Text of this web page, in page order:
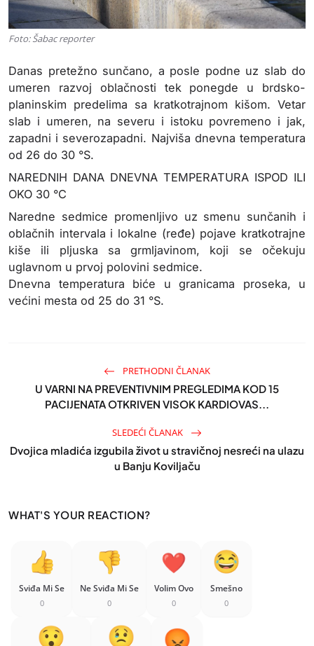
Foto: Šabac reporter
Danas pretežno sunčano, a posle podne uz slab do
umeren razvoj oblačnosti tek ponegde u brdsko-
planinskim predelima sa kratkotrajnom kišom. Vetar
slab i umeren, na severu i istoku povremeno i jak,
zapadni i severozapadni. Najviša dnevna temperatura
od 26 do 30 °S.
NAREDNIH DANA DNEVNA TEMPERATURA ISPOD ILI
OKO 30 °C
Naredne sedmice promenljivo uz smenu sunčanih i
oblačnih intervala i lokalne (ređe) pojave kratkotrajne
kiše ili pljuska sa grmljavinom, koji se očekuju
uglavnom u prvoj polovini sedmice.
Dnevna temperatura biće u granicama proseka, u
većini mesta od 25 do 31 °S.
PRETHODNI ČLANAK
U VARNI NA PREVENTIVNIM PREGLEDIMA KOD 15
PACIJENATA OTKRIVEN VISOK KARDIOVAS...
SLEDEĆI ČLANAK
Dvojica mladića izgubila život u stravičnoj nesreći na ulazu
u Banju Koviljaču
WHAT'S YOUR REACTION?
Sviđa Mi Se
0
Ne Sviđa Mi Se
0
Volim Ovo
0
Smešno
0